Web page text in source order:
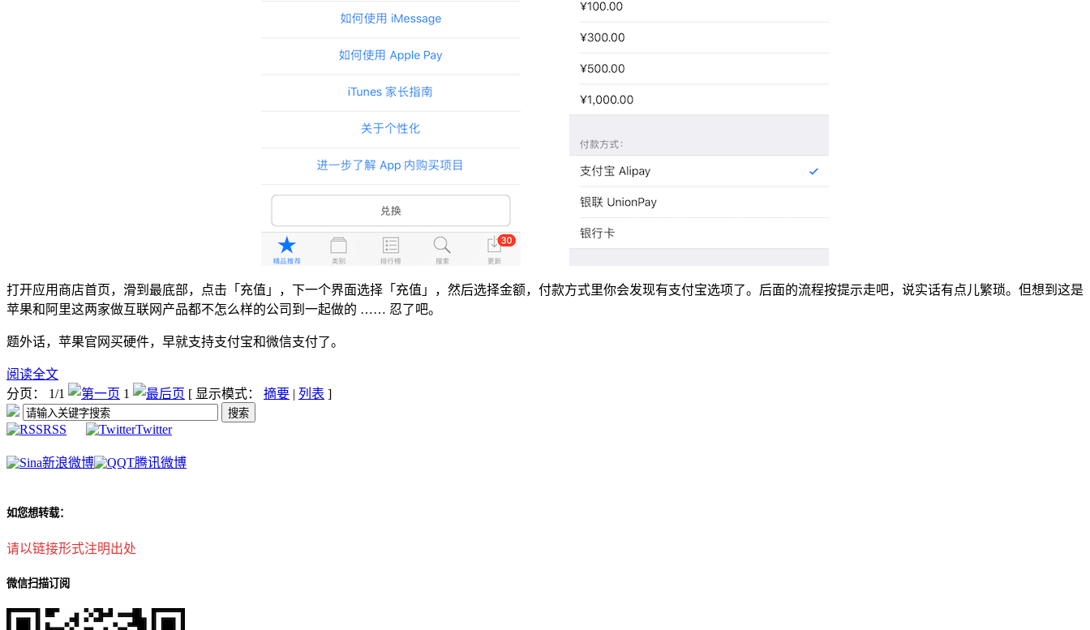
打开应用商店首页，滑到最底部，点击「充值」，下一个界面选择「充值」，然后选择金额，付款方式里你会发现有支付宝选项了。后面的流程按提示走吧，说实话有点儿繁琐。但想到这是
苹果和阿里这两家做互联网产品都不怎么样的公司到一起做的 …… 忍了吧。
题外话，苹果官网买硬件，早就支持支付宝和微信支付了。
阅读全文
分页： 1/1
1 [ 显示模式： 摘要 列表 ]
RSS Twitter
新浪微博 腾讯微博
如您想转载：
请以链接形式注明出处
微信扫描订阅